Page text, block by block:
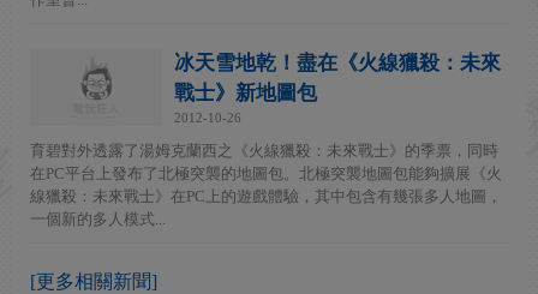
冰天雪地乾！盡在《火線獵殺：未來
戰士》新地圖包
2012-10-26
育碧對外透露了湯姆克蘭西之《火線獵殺：未來戰士》的季票，同時
在PC平台上發布了北極突襲的地圖包。北極突襲地圖包能夠擴展《火
線獵殺：未來戰士》在PC上的遊戲體驗，其中包含有幾張多人地圖，
一個新的多人模式...
[更多相關新聞]